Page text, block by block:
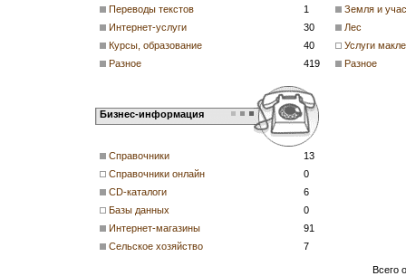
Переводы текстов
1
Интернет-услуги
30
Курсы, образование
40
Разное
419
Земля и
Лес
Услуги
Разное
Бизнес-информация
Справочники
13
Справочники онлайн
0
CD-каталоги
6
Базы данных
0
Интернет-магазины
91
Сельское хозяйство
7
Всего